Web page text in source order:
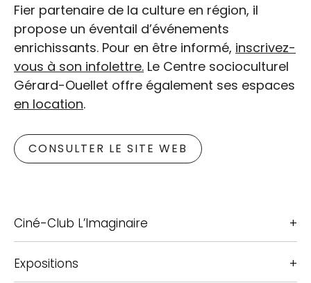
Bibliothèque et espaces
culturels
Fier partenaire de la culture en région, il
propose un éventail d’événements
enrichissants. Pour en être informé, inscrivez-
vous à son infolettre. Le Centre socioculturel
Gérard-Ouellet offre également ses espaces
en location.
CONSULTER LE SITE WEB
Ciné-Club L’Imaginaire
Expositions